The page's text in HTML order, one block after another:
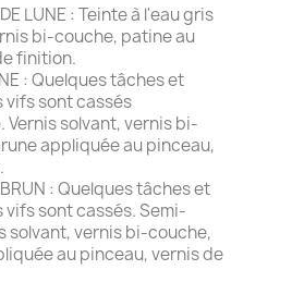
LUNE : Teinte à l'eau gris
bi-couche, patine au
finition.
: Quelques tâches et
vifs sont cassés
solvant, vernis bi-
appliquée au pinceau,
BRUN : Quelques tâches et
vifs sont cassés. Semi-
solvant, vernis bi-couche,
au pinceau, vernis de